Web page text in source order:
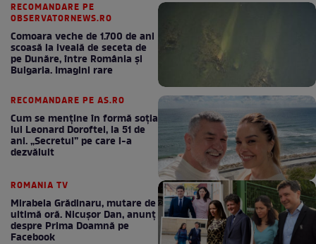
RECOMANDARE PE
OBSERVATORNEWS.RO
Comoara veche de 1.700 de ani
scoasă la iveală de seceta de
pe Dunăre, între România şi
Bulgaria. Imagini rare
RECOMANDARE PE AS.RO
Cum se menţine în formă soţia
lui Leonard Doroftei, la 51 de
ani. „Secretul” pe care l-a
dezvăluit
ROMANIA TV
Mirabela Grădinaru, mutare de
ultimă oră. Nicuşor Dan, anunţ
despre Prima Doamnă pe
Facebook